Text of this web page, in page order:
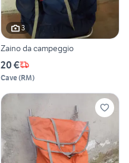
3
Zaino da campeggio
20 €
Cave(RM)